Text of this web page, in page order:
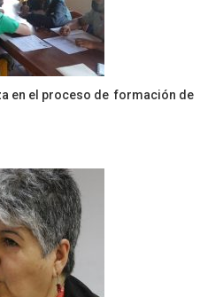
en el proceso de formación de